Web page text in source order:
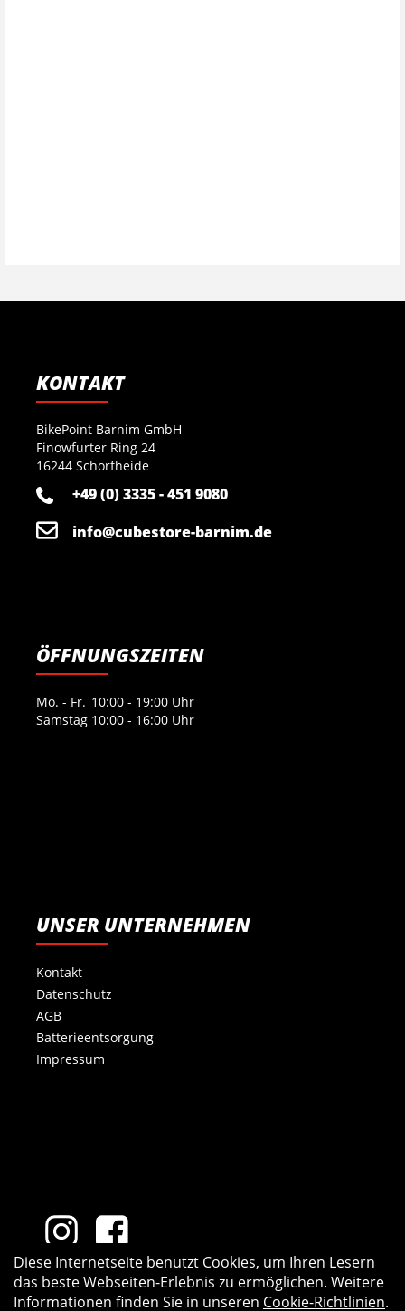
KONTAKT
BikePoint Barnim GmbH
Finowfurter Ring 24
16244 Schorfheide
+49 (0) 3335 - 451 9080
info@cubestore-barnim.de
ÖFFNUNGSZEITEN
Mo. - Fr. 10:00 - 19:00 Uhr
Samstag 10:00 - 16:00 Uhr
UNSER UNTERNEHMEN
Kontakt
Datenschutz
AGB
Batterieentsorgung
Impressum
Diese Internetseite benutzt Cookies, um Ihren Lesern
das beste Webseiten-Erlebnis zu ermöglichen. Weitere
Informationen finden Sie in unseren Cookie-Richtlinien.